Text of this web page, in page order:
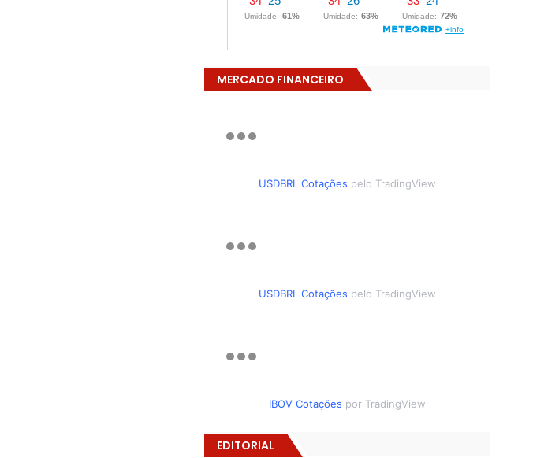
MERCADO FINANCEIRO
USDBRL Cotações pelo TradingView
USDBRL Cotações pelo TradingView
IBOV Cotações por TradingView
EDITORIAL